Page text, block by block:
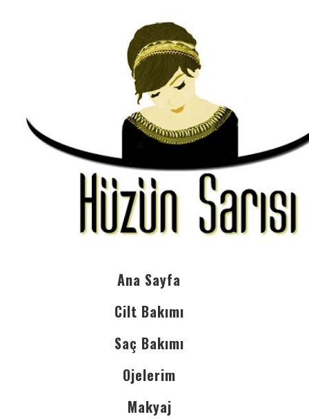
Ana Sayfa
Cilt Bakımı
Saç Bakımı
Ojelerim
Makyaj